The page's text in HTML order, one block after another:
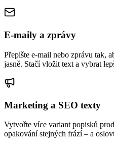
E-maily a zprávy
Přepište e-mail nebo zprávu tak,
jasně. Stačí vložit text a vybrat
Marketing a SEO texty
Vytvořte více variant popisků
opakování stejných frází – a